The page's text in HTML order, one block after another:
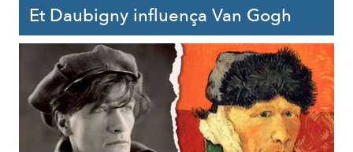
Et Daubigny influença Van Gogh